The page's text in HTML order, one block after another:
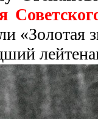
«Золотая